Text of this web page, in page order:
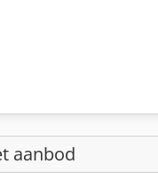
aanbod